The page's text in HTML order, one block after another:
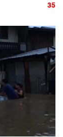
35